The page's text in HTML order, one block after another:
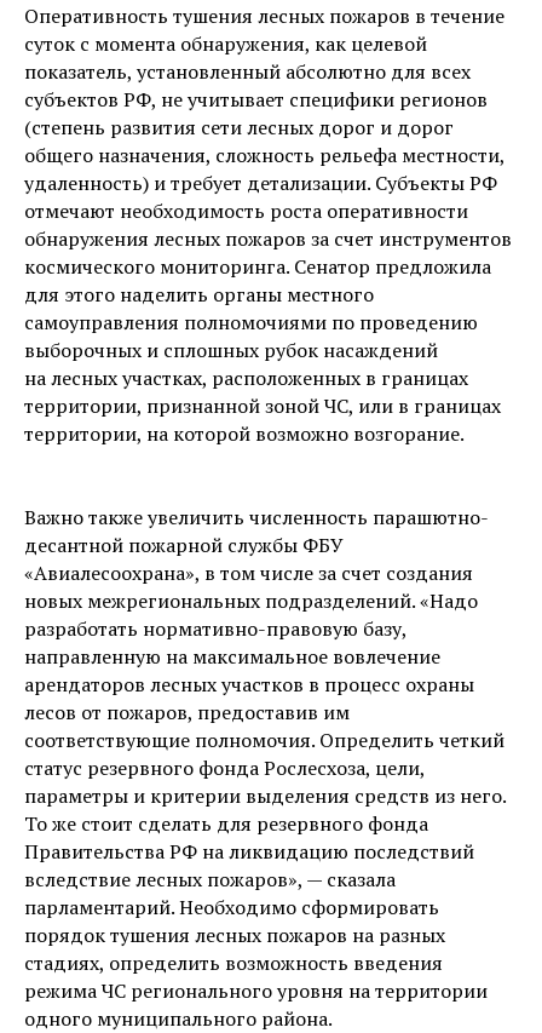
Оперативность тушения лесных пожаров в течение
суток с момента обнаружения, как целевой
показатель, установленный абсолютно для всех
субъектов РФ, не учитывает специфики регионов
(степень развития сети лесных дорог и дорог
общего назначения, сложность рельефа местности,
удаленность) и требует детализации. Субъекты РФ
отмечают необходимость роста оперативности
обнаружения лесных пожаров за счет инструментов
космического мониторинга. Сенатор предложила
для этого наделить органы местного
самоуправления полномочиями по проведению
выборочных и сплошных рубок насаждений
на лесных участках, расположенных в границах
территории, признанной зоной ЧС, или в границах
территории, на которой возможно возгорание.
Важно также увеличить численность парашютно-
десантной пожарной службы ФБУ
«Авиалесоохрана», в том числе за счет создания
новых межрегиональных подразделений. «Надо
разработать нормативно-правовую базу,
направленную на максимальное вовлечение
арендаторов лесных участков в процесс охраны
лесов от пожаров, предоставив им
соответствующие полномочия. Определить четкий
статус резервного фонда Рослесхоза, цели,
параметры и критерии выделения средств из него.
То же стоит сделать для резервного фонда
Правительства РФ на ликвидацию последствий
вследствие лесных пожаров», — сказала
парламентарий. Необходимо сформировать
порядок тушения лесных пожаров на разных
стадиях, определить возможность введения
режима ЧС регионального уровня на территории
одного муниципального района.